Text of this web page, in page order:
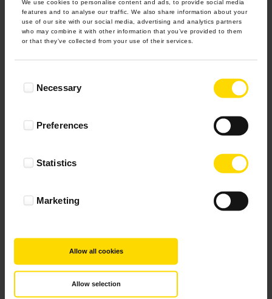
We use cookies to personalise content and ads, to provide social media
features and to analyse our traffic. We also share information about your
use of our site with our social media, advertising and analytics partners
who may combine it with other information that you’ve provided to them
or that they’ve collected from your use of their services.
SelectionNecessary
Preferences
Statistics
Marketing
Allow all cookies
Allow selection